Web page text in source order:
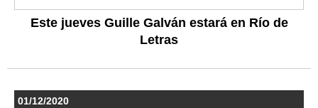
Este jueves Guille Galván estará en Río de
Letras
01/12/2020